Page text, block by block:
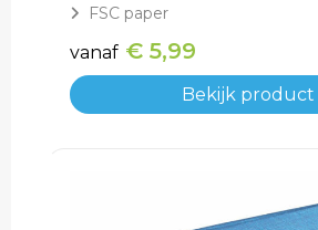
FSC paper
vanaf € 5,99
Bekijk product